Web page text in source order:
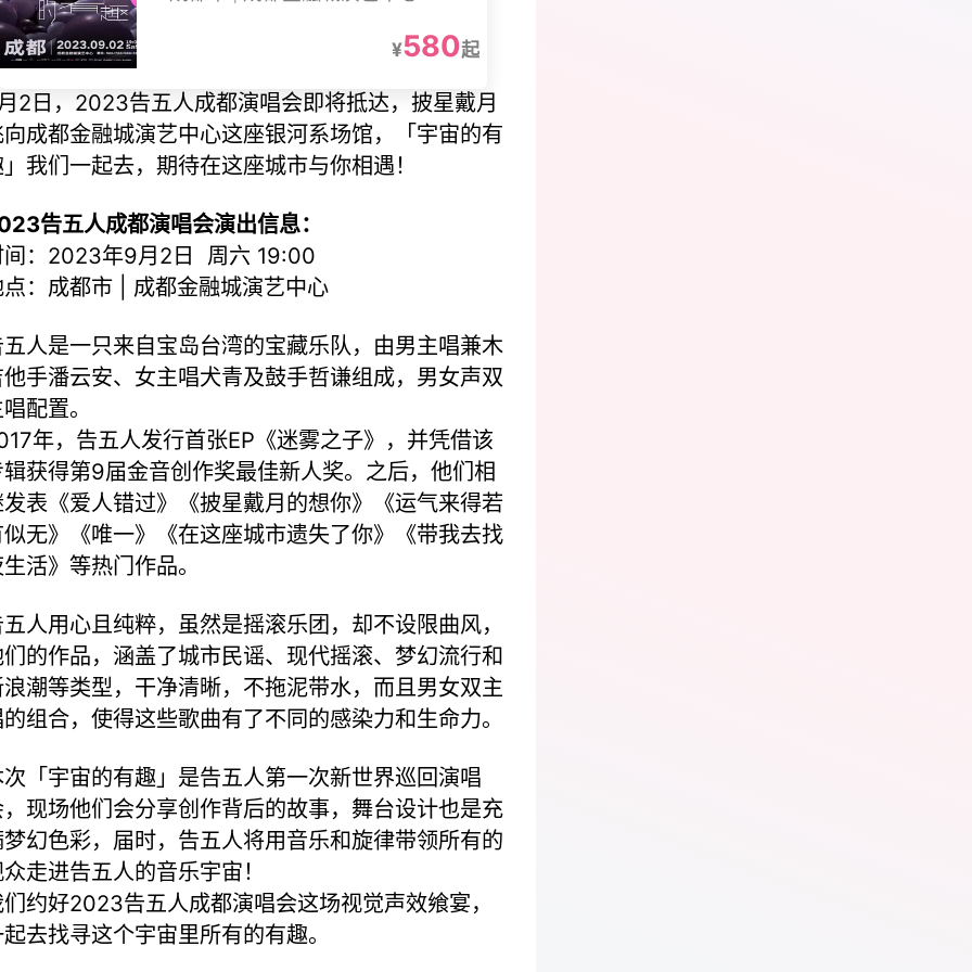
¥580起
2日，2023告五人成都演唱会即将抵达，披星戴月
成都金融城演艺中心这座银河系场馆，「宇宙的有
我们一起去，期待在这座城市与你相遇！
告五人成都演唱会演出信息：
间：2023年9月2日 周六 19:00
：成都市 | 成都金融城演艺中心
人是一只来自宝岛台湾的宝藏乐队，由男主唱兼木
手潘云安、女主唱犬青及鼓手哲谦组成，男女声双
配置。
年，告五人发行首张EP《迷雾之子》，并凭借该
获得第9届金音创作奖最佳新人奖。之后，他们相
表《爱人错过》《披星戴月的想你》《运气来得若
无》《唯一》《在这座城市遗失了你》《带我去找
活》等热门作品。
人用心且纯粹，虽然是摇滚乐团，却不设限曲风，
的作品，涵盖了城市民谣、现代摇滚、梦幻流行和
潮等类型，干净清晰，不拖泥带水，而且男女双主
组合，使得这些歌曲有了不同的感染力和生命力。
「宇宙的有趣」是告五人第一次新世界巡回演唱
现场他们会分享创作背后的故事，舞台设计也是充
幻色彩，届时，告五人将用音乐和旋律带领所有的
走进告五人的音乐宇宙！
约好2023告五人成都演唱会这场视觉声效飨宴，
去找寻这个宇宙里所有的有趣。